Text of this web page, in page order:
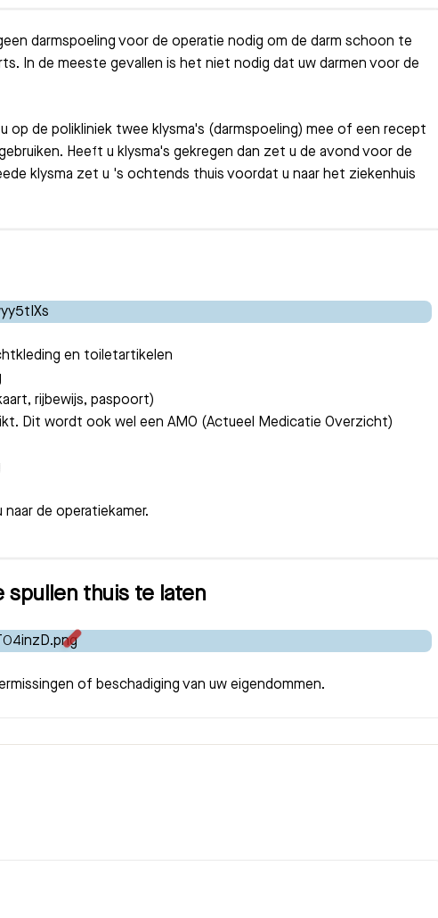
darmspoeling voor de operatie nodig om de darm schoon te
In de meeste gevallen is het niet nodig dat uw darmen voor de
op de polikliniek twee klysma's (darmspoeling) mee of een recept
Heeft u klysma's gekregen dan zet u de avond voor de
klysma zet u 's ochtends thuis voordat u naar het ziekenhuis
en toiletartikelen
rijbewijs, paspoort)
Dit wordt ook wel een AMO (Actueel Medicatie Overzicht)
de operatiekamer.
spullen thuis te laten
of beschadiging van uw eigendommen.